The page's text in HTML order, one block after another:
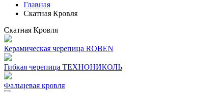
Главная
Скатная Кровля
Скатная Кровля
Керамическая черепица ROBEN
Гибкая черепица ТЕХНОНИКОЛЬ
Фальцевая кровля